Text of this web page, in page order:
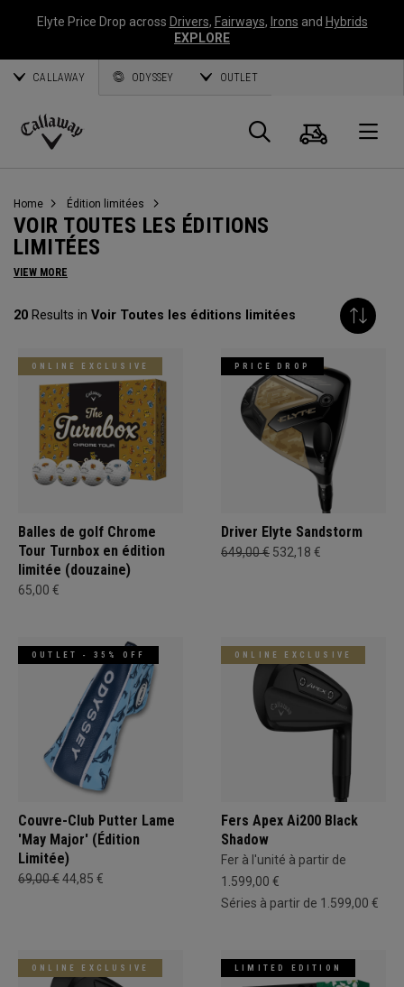
Elyte Price Drop across Drivers, Fairways, Irons and Hybrids
EXPLORE
CALLAWAY ODYSSEY OUTLET
Callaway
Panier
Home Édition limitées
VOIR TOUTES LES ÉDITIONS
LIMITÉES
VIEW MORE
20 Results in Voir Toutes les éditions limitées
ONLINE EXCLUSIVE
Balles de golf Chrome
Tour Turnbox en édition
limitée (douzaine)
65,00 €
PRICE DROP
Driver Elyte Sandstorm
649,00 € 532,18 €
OUTLET - 35% OFF
Couvre-Club Putter Lame
'May Major' (Édition
Limitée)
69,00 €44,85 €
ONLINE EXCLUSIVE
Fers Apex Ai200 Black
Shadow
Fer à l'unité à partir de
1.599,00 €
Séries à partir de 1.599,00 €
ONLINE EXCLUSIVE LIMITED EDITION